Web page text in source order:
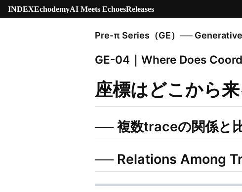
INDEXEchodemyAI Meets EchoesReleases
Pre-π Series（GE）──
GE-04｜Where Does
座標はどこから
── 複数traceの関係と
── Relations Among